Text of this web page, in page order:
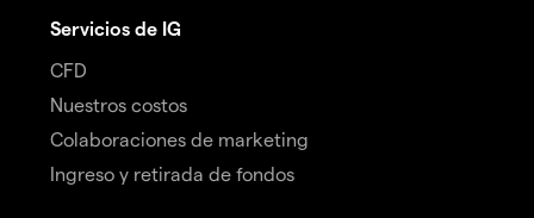
Servicios de IG
CFD
Nuestros costos
Colaboraciones de marketing
Ingreso y retirada de fondos